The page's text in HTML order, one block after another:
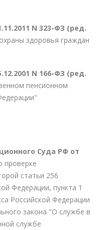
N 323-ФЗ (ред.
здоровья граждан
N 166-ФЗ (ред.
пенсионном
Суда РФ от
проверке
статьи 256
Федерации, пункта 1
Российской Федерации
закона "О службе в
службе